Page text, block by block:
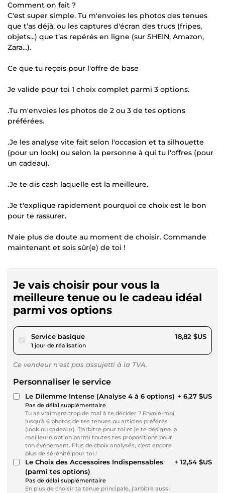
Comment on fait ?
C'est super simple. Tu m'envoies les photos des tenues
que t’as déjà, ou les captures d'écran des trucs (fripes,
objets...) que t’as repérés en ligne (sur SHEIN, Amazon,
Zara...).
Ce que tu reçois pour l'offre de base
Je valide pour toi 1 choix complet parmi 3 options.
.Tu m'envoies les photos de 2 ou 3 de tes options
préférées.
.Je les analyse vite fait selon l'occasion et ta silhouette
(pour un look) ou selon la personne à qui tu l'offres (pour
un cadeau).
.Je te dis cash laquelle est la meilleure.
.Je t'explique rapidement pourquoi ce choix est le bon
pour te rassurer.
N'aie plus de doute au moment de choisir. Commande
maintenant et sois sûr(e) de toi !
Je vais choisir pour vous la
meilleure tenue ou le cadeau idéal
parmi vos options
Service basiquepour 17,34 $US
1 jour de réalisation
18,82 $US
Ce vendeur n’est pas assujetti à la TVA.
Personnaliser le service
Le Dilemme Intense (Analyse 4 à 6 options)
Pas de délai supplémentaire
Tu as vraiment trop de mal à te décider ? Envoie-moi
jusqu'à 6 photos de tes tenues ou articles préférés
(look ou cadeaux). J'arbitre pour toi et je te désigne la
meilleure option parmi toutes tes propositions pour
ton événement. Plus de choix analysés, c'est encore
plus de sérénité pour toi !
+ 6,27 $US
Le Choix des Accessoires Indispensables
(parmi tes options)
Pas de délai supplémentaire
En plus de choisir ta tenue principale, j'arbitre aussi
+ 12,54 $US